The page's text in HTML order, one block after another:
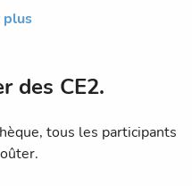
plus
des CE2.
tous les participants